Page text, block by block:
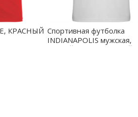
КРАСНЫЙ Спортивная футболка
INDIANAPOLIS мужская,
БЕЛЫЙ/КОРОЛЕВСКИЙ